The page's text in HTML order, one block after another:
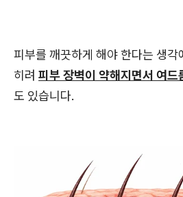
피부를 깨끗하게 해야 한다는 생각
히려 피부 장벽이 약해지면서 여
도 있습니다.